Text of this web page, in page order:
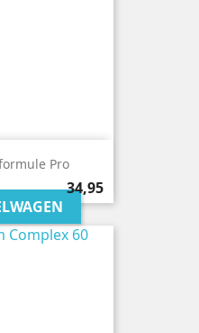
Pro
Prijs
34,95